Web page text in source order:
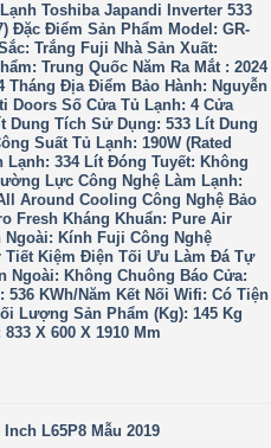
Toshiba Japandi Inverter 533
Đặc Điểm Sản Phẩm Model: GR-
Trắng Fuji Nhà Sản Xuất:
Trung Quốc Năm Ra Mắt : 2024
Tháng Địa Điểm Bảo Hành: Nguyễn
Doors Số Cửa Tủ Lạnh: 4 Cửa
Dung Tích Sử Dụng: 533 Lít Dung
Suất Tủ Lạnh: 190W (Rated
Lạnh: 334 Lít Đóng Tuyết: Không
Lực Công Nghệ Làm Lạnh:
Around Cooling Công Nghệ Bảo
Fresh Kháng Khuẩn: Pure Air
Ngoài: Kính Fuji Công Nghệ
Tiết Kiệm Điện Tối Ưu Làm Đá Tự
Ngoài: Không Chuông Báo Cửa:
536 KWh/năm Kết Nối Wifi: Có Tiện
Lượng Sản Phẩm (kg): 145 Kg
X 600 X 1910 Mm
L65P8 Mẫu 2019